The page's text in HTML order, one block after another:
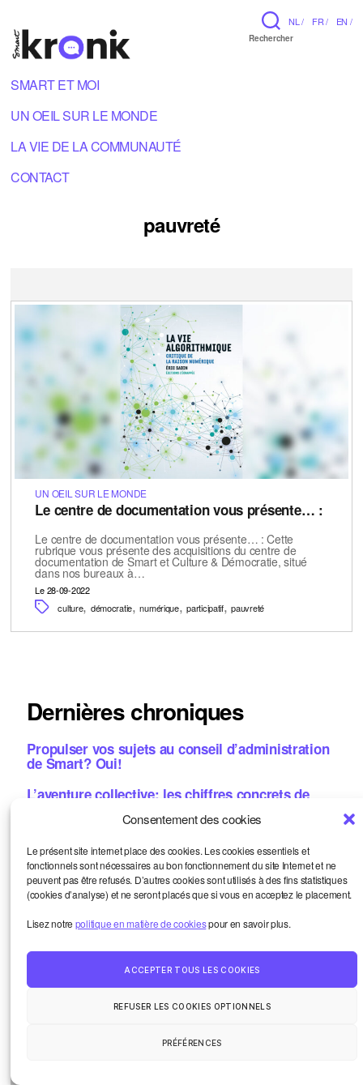
Consentement des cookies
Le présent site internet place des cookies. Les cookies essentiels et
fonctionnels sont nécessaires au bon fonctionnement du site Internet et ne
peuvent pas être refusés. D’autres cookies sont utilisés à des fins statistiques
(cookies d’analyse) et ne seront placés que si vous en acceptez le placement.
Lisez notrepolitique en matière de cookiespour en savoir plus.
ACCEPTER TOUS LES COOKIES
REFUSER LES COOKIES OPTIONNELS
PRÉFÉRENCES
NL / FR / EN /
Rechercher
SMART ET MOI
UN OEIL SUR LE MONDE
LA VIE DE LA COMMUNAUTÉ
CONTACT
pauvreté
UN OEIL SUR LE MONDE
Le centre de documentation vous présente… :
Le centre de documentation vous présente… : Cette
rubrique vous présente des acquisitions du centre de
documentation de Smart et Culture & Démocratie, situé
dans nos bureaux à…
Le 28-09-2022
culture, démocratie,numérique,participatif,pauvreté
Dernières chroniques
Propulser vos sujets au conseil d’administration
de Smart? Oui!
L’aventure collective: les chiffres concrets de
thématiques
Let’s coop! Résultats du vote, replay, images
Métiers de la bande dessinée: une aide concrète?
Candidatez!
Smart et moi